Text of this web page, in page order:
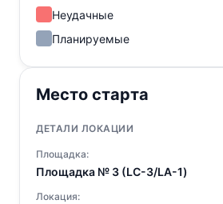
Неудачные
Планируемые
Место старта
ДЕТАЛИ ЛОКАЦИИ
Площадка:
Площадка № 3 (LC-3/LA-1)
Локация: